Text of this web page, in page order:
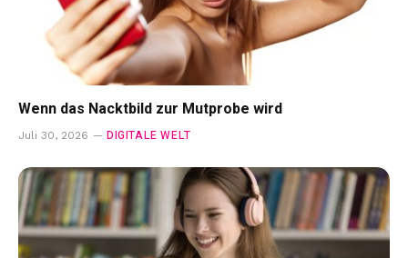
Wenn das Nacktbild zur Mutprobe wird
Juli 30, 2026 DIGITALE WELT